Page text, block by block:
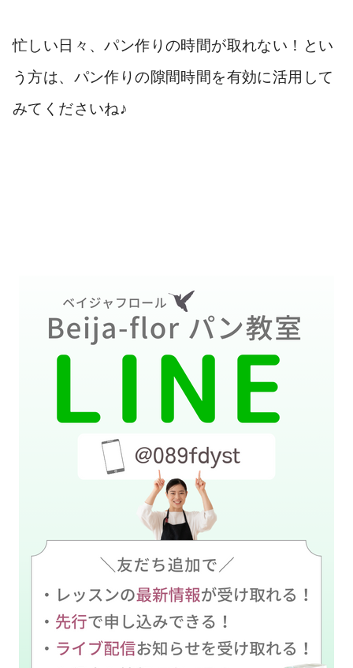
忙しい日々、パン作りの時間が取れない！とい
う方は、パン作りの隙間時間を有効に活用して
みてくださいね♪